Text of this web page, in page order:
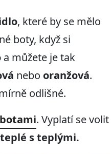
, které by se mělo
boty, když si
a můžete je tak
nebo oranžová.
odlišné.
. Vyplatí se volit
s teplými.